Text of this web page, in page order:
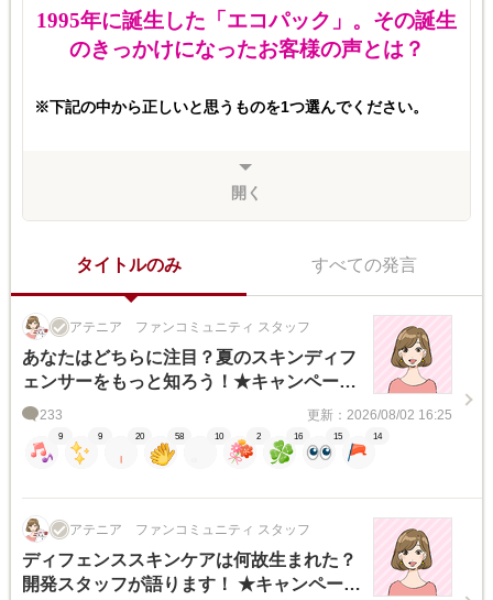
1995年に誕生した「エコパック」。その誕生
のきっかけになったお客様の声とは？
※下記の中から正しいと思うものを1つ選んでください。
開く
タイトルのみ すべての発言
アテニア ファンコミュニティ スタッフ
あなたはどちらに注目？夏のスキンディフ
ェンサーをもっと知ろう！★キャンペーン
対象★
233 更新：2026/08/02 16:25
9 9 20 58 10 2 16 15 14
アテニア ファンコミュニティ スタッフ
ディフェンススキンケアは何故生まれた？
開発スタッフが語ります！ ★キャンペーン